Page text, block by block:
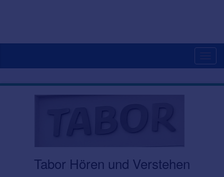
Tabor Hören und Verstehen